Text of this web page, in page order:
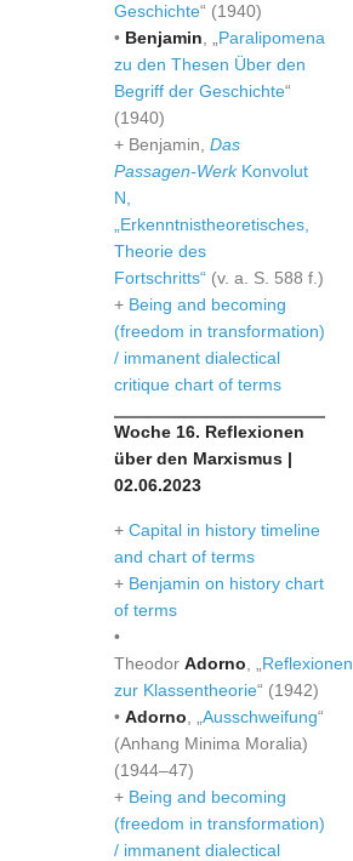
Geschichte“ (1940)
• Benjamin
Paralipomena
zu den Thesen Über den
Begriff der Geschichte“
(1940)
+ Benjamin, Das
Passagen-WerkKonvolut
N,
„Erkenntnistheoretisches,
Theorie des
Fortschritts“ (v. a. S. 588 f.)
+ Being and becoming
(freedom in transformation)
/ immanent dialectical
critique chart of terms
Woche 16. Reflexionen
über den Marxismus |
02.06.2023
+ Capital in history timeline
and chart of terms
+ Benjamin on history chart
of terms
•
Theodor Adorno
Reflexionen
zur Klassentheorie“ (1942)
• Adorno Ausschweifung“
(Anhang Minima Moralia)
(1944–47)
+ Being and becoming
(freedom in transformation)
/ immanent dialectical